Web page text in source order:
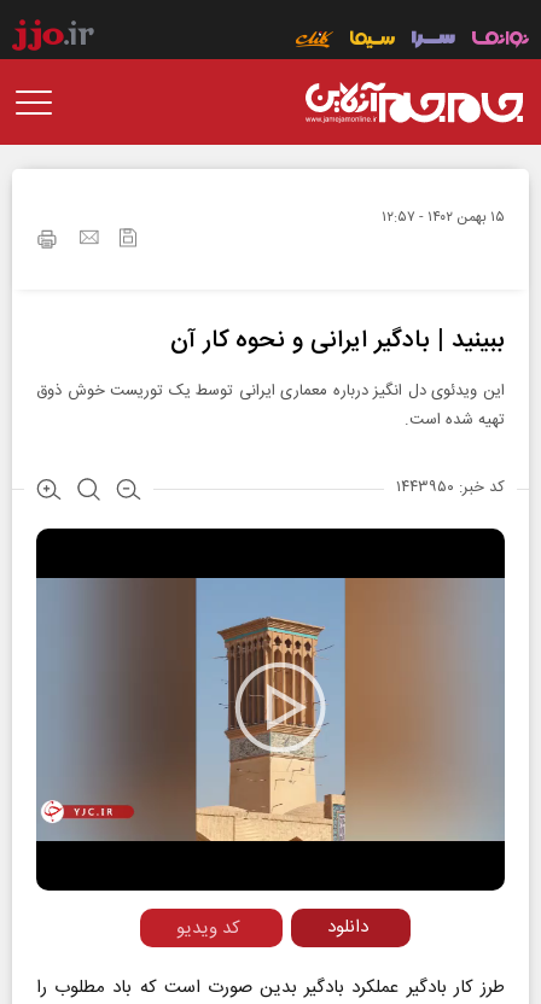
۱۵ بهمن ۱۴۰۲ - ۱۲:۵۷
ببینید | بادگیر ایرانی و نحوه کار آن
این ویدئوی دل انگیز درباره معماری ایرانی توسط یک توریست خوش ذوق
تهیه شده است.
کد خبر: ۱۴۴۳۹۵۰
Play
Video
کد ویدیو
دانلود
طرز کار بادگیر عملکرد بادگیر بدین صورت است که باد مطلوب را